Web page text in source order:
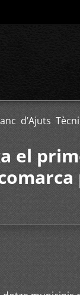
d’Ajuts
el